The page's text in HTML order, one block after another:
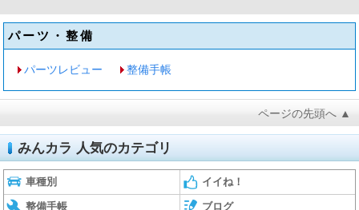
パーツ・整備
パーツレビュー 整備手帳
ページの先頭へ ▲
みんカラ 人気のカテゴリ
車種別 イイね！
整備手帳 ブログ